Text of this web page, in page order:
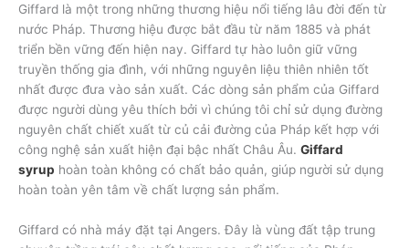
Giffard là một trong những thương hiệu nổi tiếng lâu đời đến từ
nước Pháp. Thương hiệu được bắt đầu từ năm 1885 và phát
triển bền vững đến hiện nay. Giffard tự hào luôn giữ vững
truyền thống gia đình, với những nguyên liệu thiên nhiên tốt
nhất được đưa vào sản xuất. Các dòng sản phẩm của Giffard
được người dùng yêu thích bởi vì chúng tôi chỉ sử dụng đường
nguyên chất chiết xuất từ củ cải đường của Pháp kết hợp với
công nghệ sản xuất hiện đại bậc nhất Châu Âu. Giffard
syrup hoàn toàn không có chất bảo quản, giúp người sử dụng
hoàn toàn yên tâm về chất lượng sản phẩm.
Giffard có nhà máy đặt tại Angers. Đây là vùng đất tập trung